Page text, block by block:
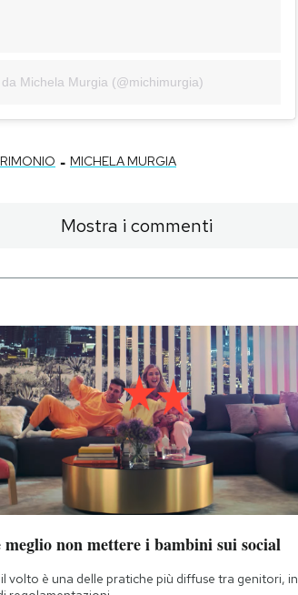
Michela Murgia (@michimurgia)
- MICHELA MURGIA
Mostra i commenti
meglio non mettere i bambini sui social
volto è una delle pratiche più diffuse tra genitori, in